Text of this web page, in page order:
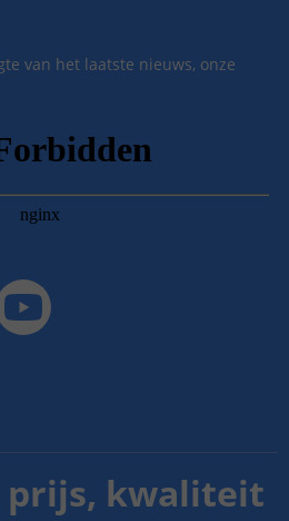
van het laatste nieuws, onze
prijs, kwaliteit